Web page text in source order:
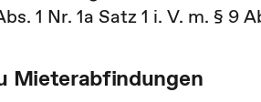
1 Nr. 1a Satz 1 i. V. m. § 9
Mieterabfindungen